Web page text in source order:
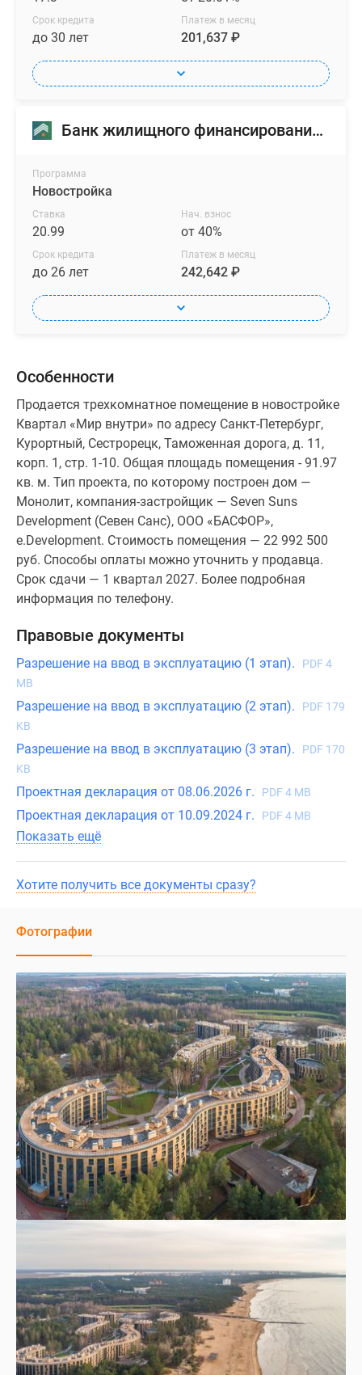
Срок кредита
до 30 лет
Платеж в месяц
201,637 ₽
Банк жилищного финансирования (БЖФ)
Программа
Новостройка
Ставка
20.99
Нач. взнос
от 40%
Срок кредита
до 26 лет
Платеж в месяц
242,642 ₽
Особенности
Продается трехкомнатное помещение в новостройке
Квартал «Мир внутри» по адресу Санкт-Петербург,
Курортный, Сестрорецк, Таможенная дорога, д. 11,
корп. 1, стр. 1-10. Общая площадь помещения - 91.97
кв. м. Тип проекта, по которому построен дом —
Монолит, компания-застройщик — Seven Suns
Development (Севен Санс), ООО «БАСФОР»,
e.Development. Стоимость помещения — 22 992 500
руб. Способы оплаты можно уточнить у продавца.
Срок сдачи — 1 квартал 2027. Более подробная
информация по телефону.
Правовые документы
Разрешение на ввод в эксплуатацию (1 этап).
PDF 4
MB
Разрешение на ввод в эксплуатацию (2 этап).
PDF 179
KB
Разрешение на ввод в эксплуатацию (3 этап).
PDF 170
KB
Проектная декларация от 08.06.2026 г. PDF 4 MB
Проектная декларация от 10.09.2024 г. PDF 4 MB
Показать ещё
Хотите получить все документы сразу?
Фотографии